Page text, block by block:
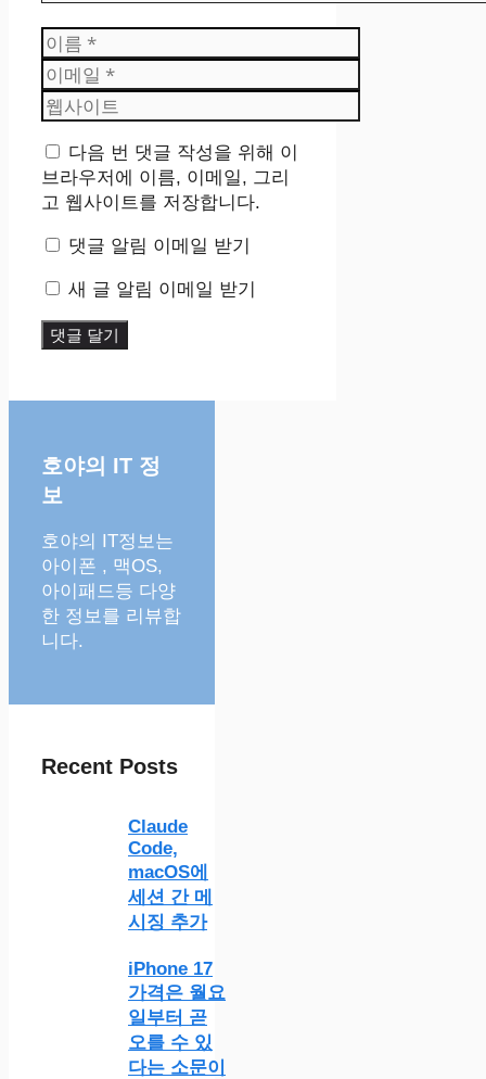
이
름
이
메
일
웹
사
이
트
다음 번 댓글 작성을 위해 이
브라우저에 이름, 이메일, 그리
고 웹사이트를 저장합니다.
댓글 알림 이메일 받기
새 글 알림 이메일 받기
호야의 IT 정
보
호야의 IT정보는
아이폰 , 맥OS,
아이패드등 다양
한 정보를 리뷰합
니다.
Recent Posts
Claude
Code,
macOS에
세션 간 메
시징 추가
iPhone 17
가격은 월요
일부터 곧
오를 수 있
다는 소문이